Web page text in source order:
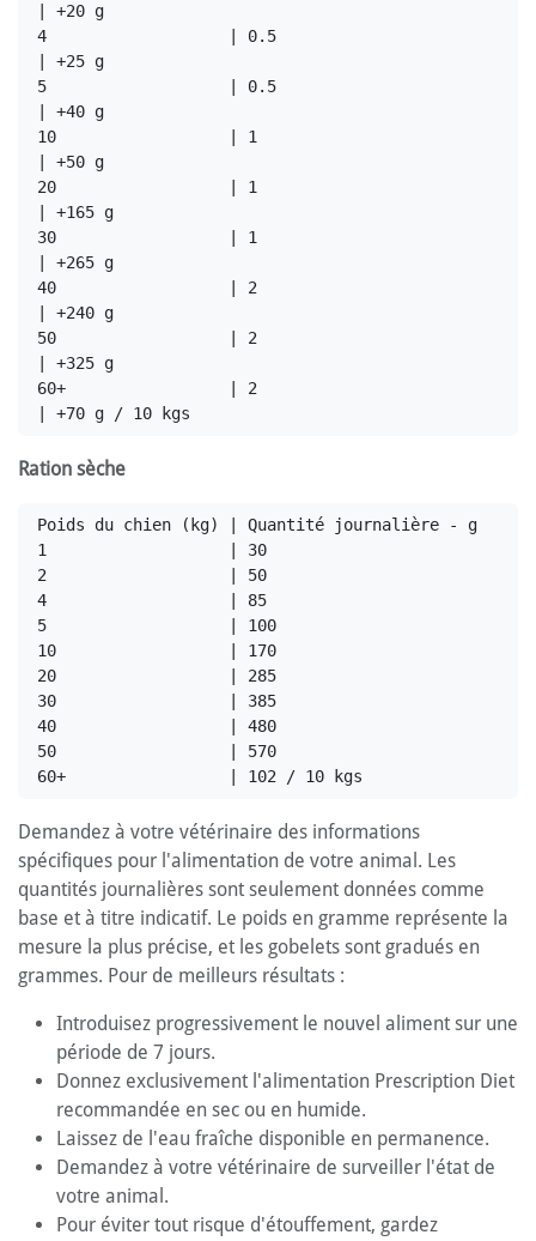
| +20 g
4                   | 0.5
| +25 g
5                   | 0.5
| +40 g
10                  | 1
| +50 g
20                  | 1
| +165 g
30                  | 1
| +265 g
40                  | 2
| +240 g
50                  | 2
| +325 g
60+                 | 2
Ration sèche
Poids du chien (kg) | Quantité journalière - g
1                   | 30
2                   | 50
4                   | 85
5                   | 100
10                  | 170
20                  | 285
30                  | 385
40                  | 480
50                  | 570
Demandez à votre vétérinaire des informations
spécifiques pour l'alimentation de votre animal. Les
quantités journalières sont seulement données comme
base et à titre indicatif. Le poids en gramme représente la
mesure la plus précise, et les gobelets sont gradués en
grammes. Pour de meilleurs résultats :
Introduisez progressivement le nouvel aliment sur une
période de 7 jours.
Donnez exclusivement l'alimentation Prescription Diet
recommandée en sec ou en humide.
Laissez de l'eau fraîche disponible en permanence.
Demandez à votre vétérinaire de surveiller l'état de
votre animal.
Pour éviter tout risque d'étouffement, gardez